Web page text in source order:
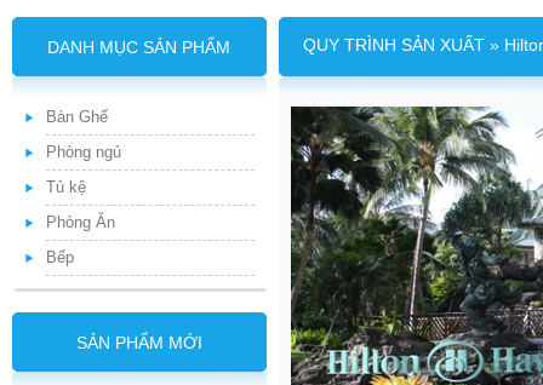
DANH MỤC SẢN PHẨM
Bàn Ghế
Phòng ngủ
Tủ kệ
Phòng Ăn
Bếp
SẢN PHẨM MỚI
QUY TRÌNH SẢN XUẤT »